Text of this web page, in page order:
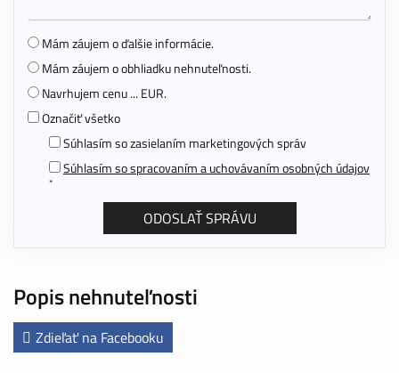
Popis nehnuteľnosti
Zdieľať na Facebooku
Mám záujem o ďalšie informácie.
Mám záujem o obhliadku nehnuteľnosti.
Navrhujem cenu ... EUR.
Označiť všetko
Súhlasím so zasielaním marketingových správ
Súhlasím so spracovaním a uchovávaním osobných údajov
*